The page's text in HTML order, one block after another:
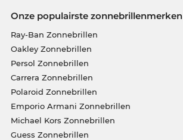
Onze populairste zonnebrillenmerken
Ray-Ban Zonnebrillen
Oakley Zonnebrillen
Persol Zonnebrillen
Carrera Zonnebrillen
Polaroid Zonnebrillen
Emporio Armani Zonnebrillen
Michael Kors Zonnebrillen
Guess Zonnebrillen